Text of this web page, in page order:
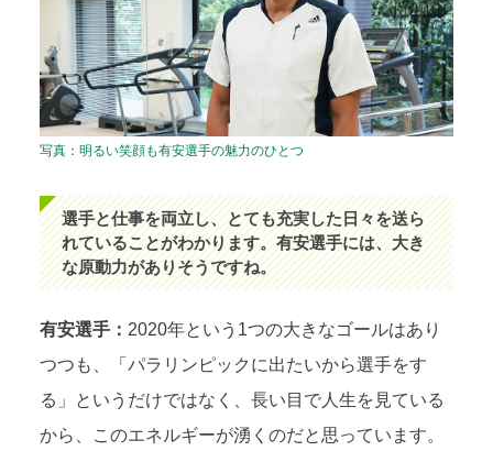
写真：明るい笑顔も有安選手の魅力のひとつ
選手と仕事を両立し、とても充実した日々を送ら
れていることがわかります。有安選手には、大き
な原動力がありそうですね。
有安選手： 2020年という1つの大きなゴールはあり
つつも、「パラリンピックに出たいから選手をす
る」というだけではなく、長い目で人生を見ている
から、このエネルギーが湧くのだと思っています。